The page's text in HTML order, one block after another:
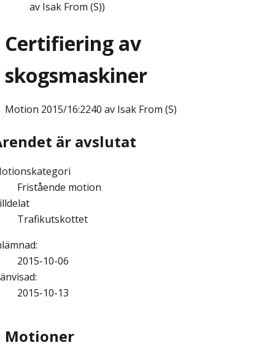
av Isak From (S))
Certifiering av
skogsmaskiner
Motion 2015/16:2240 av Isak From (S)
är avslutat
Fristående motion
Trafikutskottet
:
2015-10-06
:
2015-10-13
Motioner